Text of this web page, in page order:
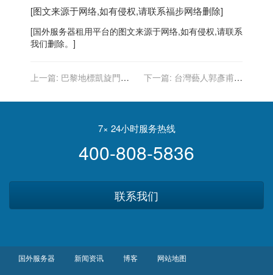
[图文来源于网络,如有侵权,请联系福步网络删除]
[国外服务器租用平台的图文来源于网络,如有侵权,请联系
我们删除。]
上一篇: 巴黎地標凱旋門全
實現
下一篇: 台灣藝人郭彥甫赴
7× 24小时服务热线
400-808-5836
联系我们
国外服务器 新闻资讯 博客 网站地图